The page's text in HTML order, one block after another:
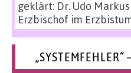
geklärt: Dr. Udo
Erzbischof im
„SYSTEMFEHLER“